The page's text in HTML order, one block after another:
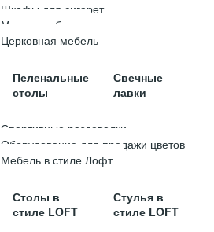
Шкафы для сигарет
Мягкая мебель
Церковная мебель
Пеленальные
столы
Свечные
лавки
Спортивные раздевалки
Оборудование для продажи цветов
Мебель в стиле Лофт
Столы в
стиле LOFT
Стулья в
стиле LOFT